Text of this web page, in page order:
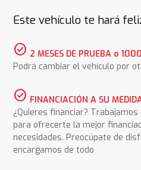
Este vehículo te hará
check_circle 2 MESES DE PRUEBA o
Podrá cambiar el vehículo por
check_circle FINANCIACIÓN A SU
¿Quieres financiar?
para ofrecerte la mejor
necesidades. Preocúpate de
encargamos de todo